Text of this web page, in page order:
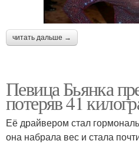
читать дальше →
Певица Бьянка
потеряв 41
Её драйвером стал
она набрала вес и стала